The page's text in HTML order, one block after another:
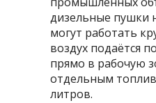
дизельные пушки
могут работать
воздух подаётся
прямо в рабочую
отдельным
литров.